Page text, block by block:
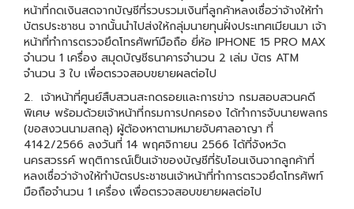
หน้าที่กดเงินสดจากบัญชีที่รวบรวมเงินที่ลูกค้าหลงเชื่อว่าจ้างให้ทำ
บัตรประชาชน จากนั้นนำไปส่งให้กลุ่มนายทุนฝั่งประเทศเมียนมา เจ้า
หน้าที่ทำการตรวจยึดโทรศัพท์มือถือ ยี่ห้อ IPHONE 15 PRO MAX
จำนวน 1 เครื่อง สมุดบัญชีธนาคารจำนวน 2 เล่ม บัตร ATM
จำนวน 3 ใบ เพื่อตรวจสอบขยายผลต่อไป
2. เจ้าหน้าที่ศูนย์สืบสวนสะกดรอยและการข่าว กรมสอบสวนคดี
พิเศษ พร้อมด้วยเจ้าหน้าที่กรมการปกครอง ได้ทำการจับนายพลกร
(ขอสงวนนามสกลุ) ผู้ต้องหาตามหมายจับศาลอาญา ที่
4142/2566 ลงวันที่ 14 พฤศจิกายน 2566 ได้ที่จังหวัด
นครสวรรค์ พฤติการณ์เป็นเจ้าของบัญชีที่รับโอนเงินจากลูกค้าที่
หลงเชื่อว่าจ้างให้ทำบัตรประชาชนเจ้าหน้าที่ทำการตรวจยึดโทรศัพท์
มือถือจำนวน 1 เครื่อง เพื่อตรวจสอบขยายผลต่อไป